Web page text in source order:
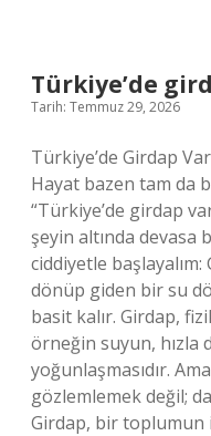
Türkiye’de
Tarih: Temmuz 29, 2026
Türkiye’de Girdap
Hayat bazen tam da
“Türkiye’de girdap
şeyin altında devasa
ciddiyetle
dönüp giden bir su
basit kalır. Girdap,
örneğin suyun, hızla
yoğunlaşmasıdır.
gözlemlemek değil;
Girdap, bir toplumun